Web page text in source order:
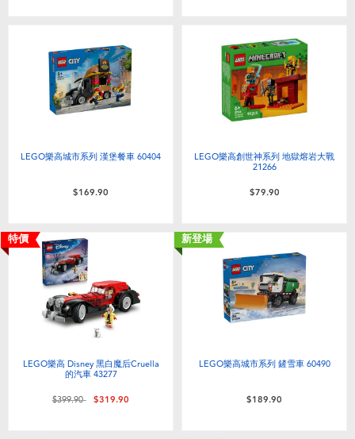
LEGO樂高城市系列 漢堡餐車 60404
$169.90
LEGO樂高創世神系列 地獄熔岩大戰
21266
$79.90
特價
LEGO樂高 Disney 黑白魔后Cruella
的汽車 43277
價格從
$399.90至$319.90
新登場
LEGO樂高城市系列 鏟雪車 60490
$189.90